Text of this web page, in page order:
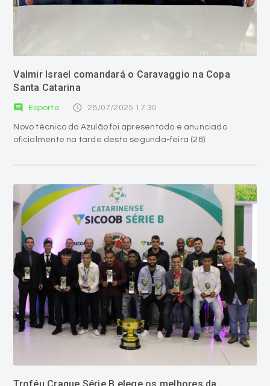
Valmir Israel comandará o Caravaggio na Copa
Santa Catarina
comment Esporte access_time 28/07/2025 17:30
Novo técnico do Azulão foi apresentado e anunciado
oficialmente na tarde desta segunda-feira (28).